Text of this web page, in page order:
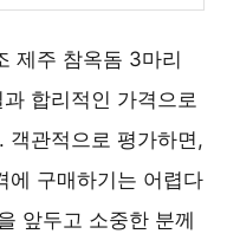
제주 참옥돔 3마리
합리적인 가격으로
객관적으로 평가하면,
에 구매하기는 어렵다
앞두고 소중한 분께